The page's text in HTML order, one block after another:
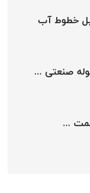
خطوط آب